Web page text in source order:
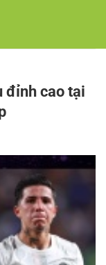
đỉnh cao tại